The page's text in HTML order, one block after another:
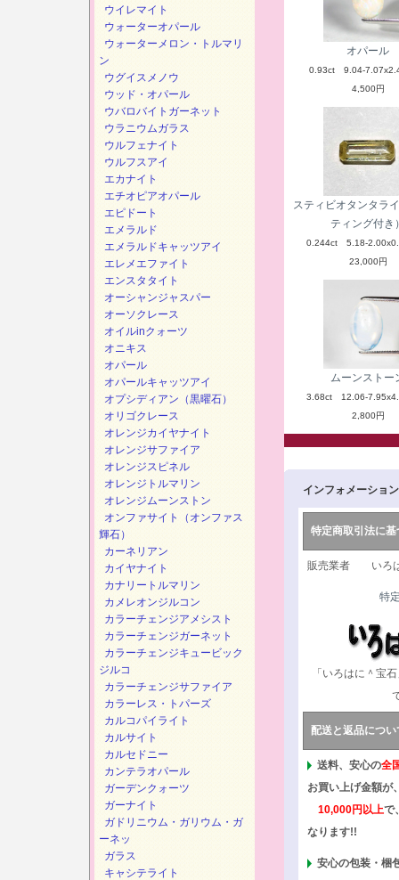
オパール
0.93ct 9.04-
4,500円
スティビオタンタラ
ティング付き
0.244ct 5.18-
23,000円
ムーンストー
3.68ct 12.06-
2,800円
インフォメーション
特定商取引法に基
販売業者 いろ
特
「いろはに＾宝
配送と返品につい
送料、安心の全
お買い上げ金額が
10,000円以上で
なります!!
安心の包装・梱
ウイレマイト
ウォーターオパール
ウォーターメロン・トルマリ
ン
ウグイスメノウ
ウッド・オパール
ウバロバイトガーネット
ウラニウムガラス
ウルフェナイト
ウルフスアイ
エカナイト
エチオピアオパール
エピドート
エメラルド
エメラルドキャッツアイ
エレメエファイト
エンスタタイト
オーシャンジャスパー
オーソクレース
オイルinクォーツ
オニキス
オパール
オパールキャッツアイ
オプシディアン（黒曜石）
オリゴクレース
オレンジカイヤナイト
オレンジサファイア
オレンジスピネル
オレンジトルマリン
オレンジムーンストン
オンファサイト（オンファス
輝石）
カーネリアン
カイヤナイト
カナリートルマリン
カメレオンジルコン
カラーチェンジアメシスト
カラーチェンジガーネット
カラーチェンジキュービック
ジルコ
カラーチェンジサファイア
カラーレス・トパーズ
カルコパイライト
カルサイト
カルセドニー
カンテラオパール
ガーデンクォーツ
ガーナイト
ガドリニウム・ガリウム・ガ
ーネッ
ガラス
キャシテライト